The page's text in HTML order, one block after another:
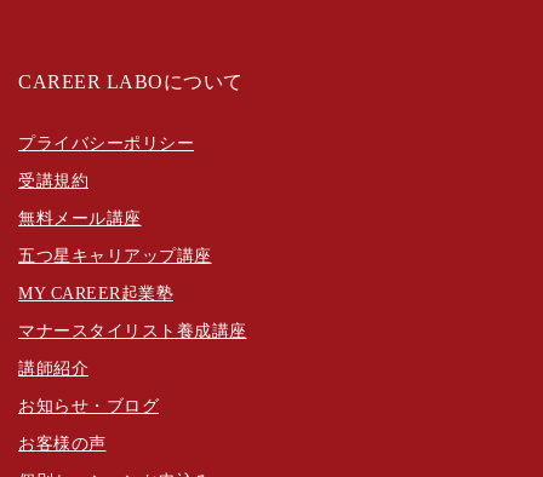
CAREER LABOについて
プライバシーポリシー
受講規約
無料メール講座
五つ星キャリアップ講座
MY CAREER起業塾
マナースタイリスト養成講座
講師紹介
お知らせ・ブログ
お客様の声